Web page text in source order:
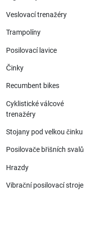
Veslovací trenažéry
Trampolíny
Posilovací lavice
Činky
Recumbent bikes
Cyklistické válcové
trenažéry
Stojany pod velkou činku
Posilovače břišních svalů
Hrazdy
Vibrační posilovací stroje